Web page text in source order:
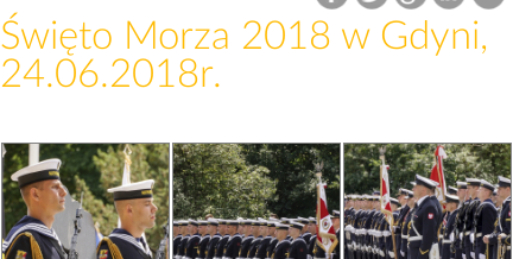
Święto Morza 2018 w Gdyni,
24.06.2018r.